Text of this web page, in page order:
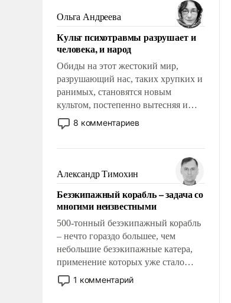
Ольга Андреева
Культ психотравмы разрушает и
человека, и народ
Обиды на этот жестокий мир,
разрушающий нас, таких хрупких и
ранимых, становятся новым
культом, постепенно вытесняя и
отменяя традиционное требование к
человеку – быть мужественным и
на себя ответственность, помогать
слабым, идти вперед и
адаптироваться.
8 комментариев
Александр Тимохин
Безэкипажный корабль – задача со
многими неизвестными
500-тонный безэкипажный корабль
– нечто гораздо большее, чем
небольшие безэкипажные катера,
применение которых уже стало
обыденностью. Задача по созданию
такого корабля очень сложна и
1 комментарий